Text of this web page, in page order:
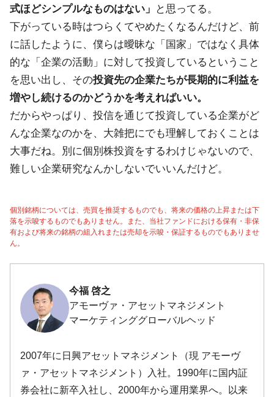
式ほどシンプルなものはない」
と思ってる。
下がっている時はつらくてやめたくなるんだけど、前
に話したように、僕らは曖昧な「国家」ではなく具体
的な「企業の活動」に対して投資しているということ
を思い出し、その投資先の企業たちが長期的に利益を
増やし続けるのかどうかを考えればいい。
だからやっぱり、投信を通じて投資している企業がど
んな企業なのかを、大雑把にでも理解しておくことは
大事だね。別に個別株投資をするわけじゃないので、
難しい企業研究なんかしないでいいんだけど。
個別銘柄については、売買を推奨するものでも、将来の価格の上昇または下
落を示唆するものでもありません。また、当社ファンドにおける保有・非保
有および将来の銘柄の組入れまたは売却を示唆・保証するものでもありませ
ん。
今福 啓之
アモーヴァ・アセットマネジメント